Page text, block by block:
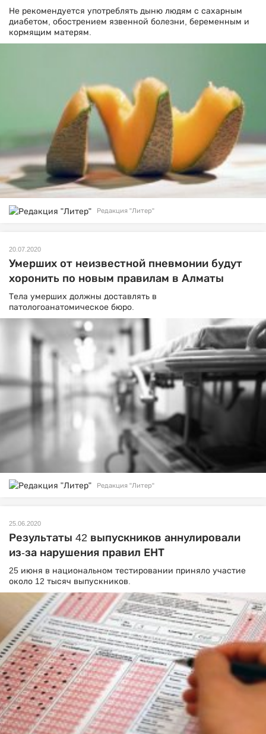
Не рекомендуется употреблять дыню людям с сахарным
диабетом, обострением язвенной болезни, беременным и
кормящим матерям.
Редакция "Литер"
20.07.2020
Умерших от неизвестной пневмонии будут
хоронить по новым правилам в Алматы
Тела умерших должны доставлять в
патологоанатомическое бюро.
Редакция "Литер"
25.06.2020
Результаты 42 выпускников аннулировали
из-за нарушения правил ЕНТ
25 июня в национальном тестировании приняло участие
около 12 тысяч выпускников.